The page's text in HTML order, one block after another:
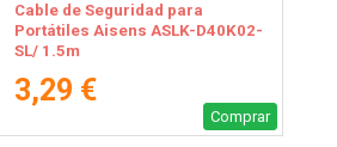
Cable de Seguridad para
Portátiles Aisens ASLK-D40K02-
SL/ 1.5m
3,29 €
Comprar